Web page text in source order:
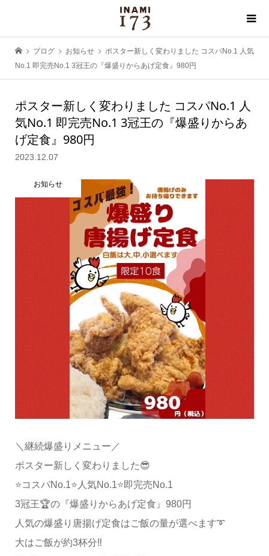
ブログ お知らせ
ポスター新しく変わりました コスパNo.1 人気
No.1 即完売No.1 3冠王の『爆盛りからあげ定食』980円
ポスター新しく変わりました コスパNo.1 人
気No.1 即完売No.1 3冠王の『爆盛りからあ
げ定食』980円
2023.12.07
お知らせ
＼継続爆盛りメニュー／
ポスター新しく変わりました😎
⭐️コスパNo.1⭐️人気No.1⭐️即完売No.1
3冠王🏆の『爆盛りからあげ定食』980円
人気の爆盛り唐揚げ定食はご飯の量が選べます➰
大はご飯が約3杯分‼️